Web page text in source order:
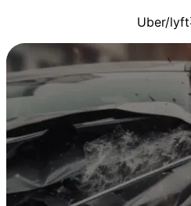
Uber/lyft